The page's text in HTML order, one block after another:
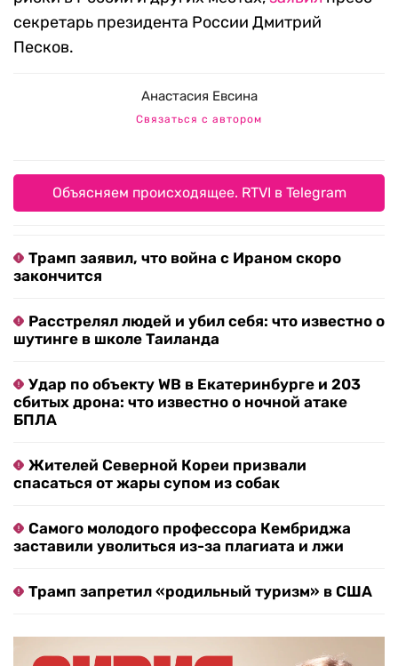
секретарь президента России Дмитрий
Песков.
Анастасия Евсина
Связаться с автором
Объясняем происходящее. RTVI в Telegram
Трамп заявил, что война с Ираном скоро
закончится
Расстрелял людей и убил себя: что известно о
шутинге в школе Таиланда
Удар по объекту WB в Екатеринбурге и 203
сбитых дрона: что известно о ночной атаке
БПЛА
Жителей Северной Кореи призвали
спасаться от жары супом из собак
Самого молодого профессора Кембриджа
заставили уволиться из-за плагиата и лжи
Трамп запретил «родильный туризм» в США